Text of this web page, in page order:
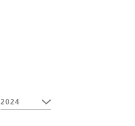
2024